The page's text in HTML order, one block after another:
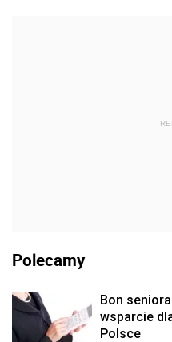
Polecamy
Bon
wsparcie
Polsce